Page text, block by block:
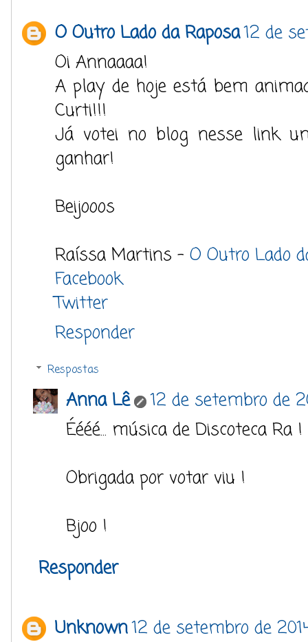
O Outro Lado da Raposa12 de
Oi Annaaaa!
A play de hoje está bem
Curti!!!
Já votei no blog nesse link
ganhar!
Beijooos
Raíssa Martins - O Outro Lado
Facebook
Twitter
Responder
Respostas
Anna Lê
12 de setembro de
Éééé... música de Discoteca Ra
Obrigada por votar viu !
Bjoo !
Responder
Unknown12 de setembro de